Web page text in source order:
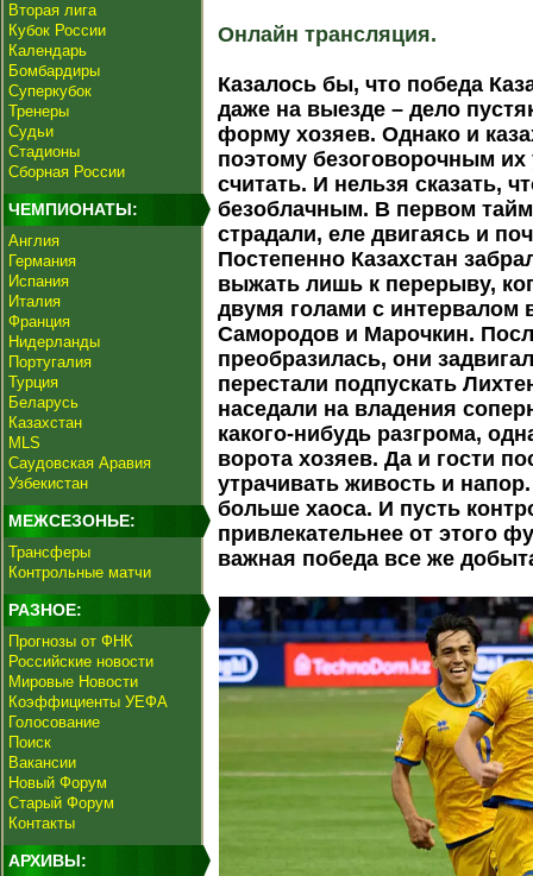
Вторая лига
Кубок России
Календарь
Бомбардиры
Суперкубок
Тренеры
Судьи
Стадионы
Сборная России
ЧЕМПИОНАТЫ:
Англия
Германия
Испания
Италия
Франция
Нидерланды
Португалия
Турция
Беларусь
Казахстан
MLS
Саудовская Аравия
Узбекистан
МЕЖСЕЗОНЬЕ:
Трансферы
Контрольные матчи
РАЗНОЕ:
Прогнозы от ФНК
Российские новости
Мировые Новости
Коэффициенты УЕФА
Голосование
Поиск
Вакансии
Новый Форум
Старый Форум
Контакты
АРХИВЫ:
Онлайн трансляция.
Казалось бы, что победа
даже на выезде – дело
форму хозяев. Однако и
поэтому безоговорочным
считать. И нельзя сказать,
безоблачным. В первом
страдали, еле двигаясь и
Постепенно Казахстан
выжать лишь к перерыву,
двумя голами с интервалом
Самородов и Марочкин.
преобразилась, они
перестали подпускать
наседали на владения
какого-нибудь разгрома,
ворота хозяев. Да и гости
утрачивать живость и
больше хаоса. И пусть
привлекательнее от этого
важная победа все же